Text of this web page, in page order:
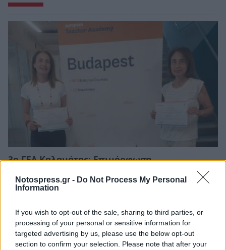
Notospress.gr - Do Not Process My Personal
Information
If you wish to opt-out of the sale, sharing to third parties, or
processing of your personal or sensitive information for
targeted advertising by us, please use the below opt-out
section to confirm your selection. Please note that after your
3ο ΓΕΛ Καλαμάτας: Επιμόρφωση
εκπαιδευτικών για τη διαφορετικότητα και
τον σχολικό εκφοβισμό